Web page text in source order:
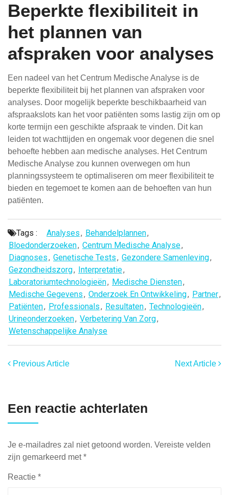
Beperkte flexibiliteit in
het plannen van
afspraken voor analyses
Een nadeel van het Centrum Medische Analyse is de
beperkte flexibiliteit bij het plannen van afspraken voor
analyses. Door mogelijk beperkte beschikbaarheid van
afspraakslots kan het voor patiënten soms lastig zijn om op
korte termijn een geschikte afspraak te vinden. Dit kan
leiden tot wachttijden en ongemak voor degenen die snel
behoefte hebben aan medische analyses. Het Centrum
Medische Analyse zou kunnen overwegen om hun
planningssysteem te optimaliseren om meer flexibiliteit te
bieden en tegemoet te komen aan de behoeften van hun
patiënten.
Tags : Analyses, Behandelplannen,
Bloedonderzoeken, Centrum Medische Analyse,
Diagnoses, Genetische Tests, Gezondere Samenleving,
Gezondheidszorg, Interpretatie,
Laboratoriumtechnologieën, Medische Diensten,
Medische Gegevens, Onderzoek En Ontwikkeling, Partner,
Patiënten, Professionals, Resultaten, Technologieën,
Urineonderzoeken, Verbetering Van Zorg,
Wetenschappelijke Analyse
Previous Article Next Article
Een reactie achterlaten
Je e-mailadres zal niet getoond worden. Vereiste velden
zijn gemarkeerd met*
Reactie *